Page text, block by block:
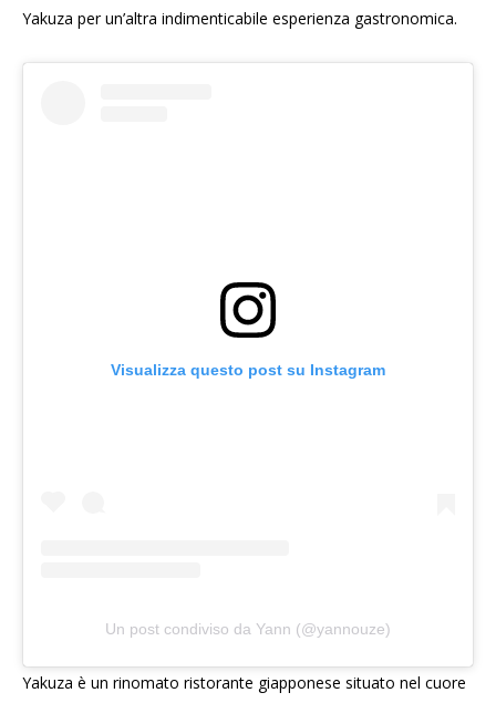
Yakuza per un’altra indimenticabile esperienza gastronomica.
Visualizza questo post su Instagram
Un post condiviso da Yann (@yannouze)
Yakuza è un rinomato ristorante giapponese situato nel cuore